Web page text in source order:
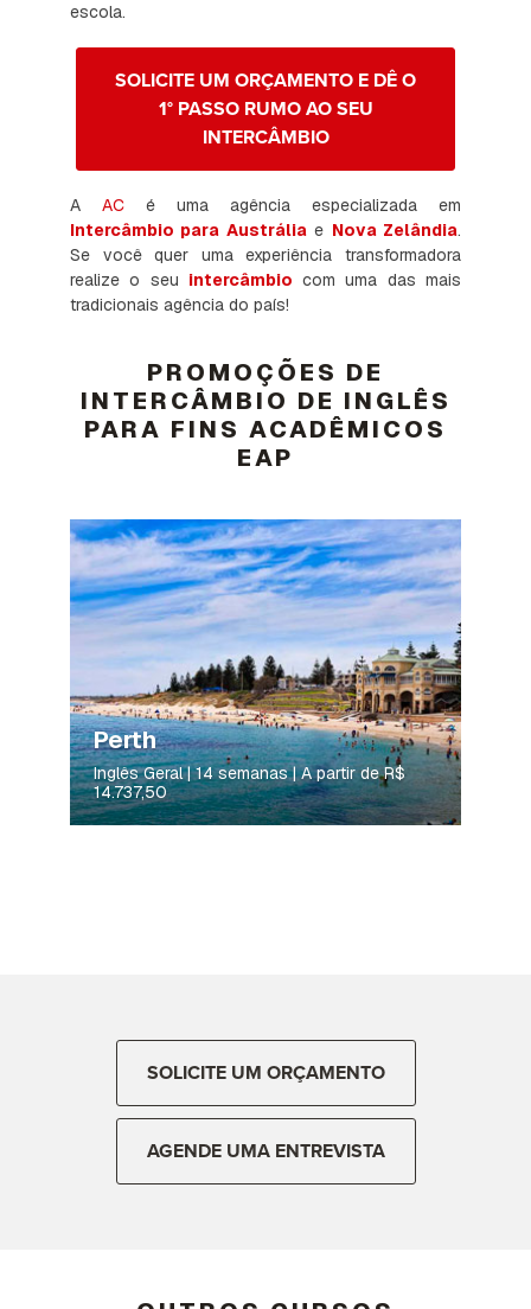
escola.
SOLICITE UM ORÇAMENTO E DÊ O
1° PASSO RUMO AO SEU
INTERCÂMBIO
A AC é uma agência especializada em
Intercâmbio para Austráliae Nova Zelândia.
Se você quer uma experiência transformadora
realize o seu intercâmbio com uma das mais
tradicionais agência do país!
PROMOÇÕES DE
INTERCÂMBIO DE INGLÊS
PARA FINS ACADÊMICOS
EAP
Perth
Inglês Geral | 14 semanas | A partir deR$
14.737,50
SOLICITE UM ORÇAMENTO
AGENDE UMA ENTREVISTA